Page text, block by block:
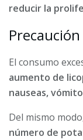
reducir la
Precaución
El consumo
aumento de
nauseas,
Del mismo
número de